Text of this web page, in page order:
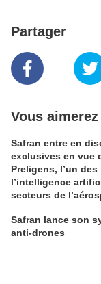
Partager
Vous
Safran entre en
exclusives en vue
Preligens, l’un
l’intelligence
secteurs de
Safran lance son
anti-drones